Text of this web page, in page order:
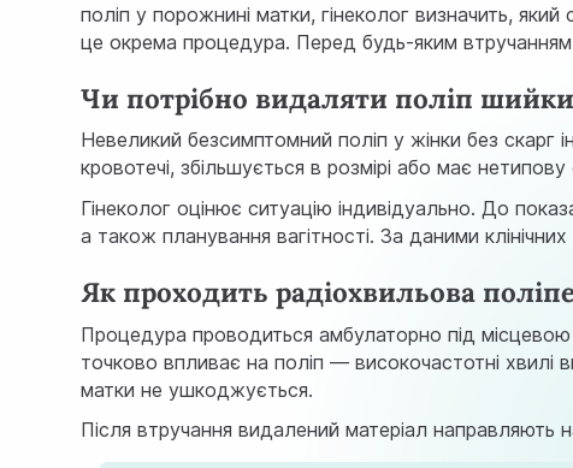
поліп у порожнині матки, гінеколог визначить,
це окрема процедура. Перед будь-яким втручанням
Чи потрібно видаляти поліп
Невеликий безсимптомний поліп у жінки без скарг
кровотечі, збільшується в розмірі або має
Гінеколог оцінює ситуацію індивідуально. До
а також планування вагітності. За даними
Як проходить радіохвильова
Процедура проводиться амбулаторно під
точково впливає на поліп — високочастотні хвилі
матки не ушкоджується.
Після втручання видалений матеріал